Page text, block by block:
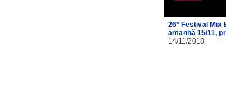
26° Festival Mix
amanhã 15/11,
14/11/2018